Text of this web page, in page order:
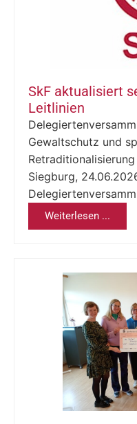
SkF aktualisiert
Leitlinien
Gewaltschutz und
Siegburg,
Weiterlesen ...